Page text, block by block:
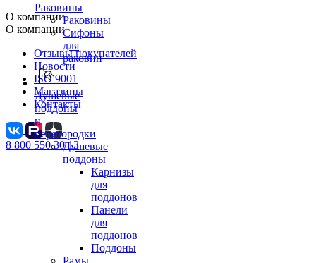
Раковины
Раковины
Сифоны
для
раковин
Душевые
поддоны
и
перегородки
Душевые
поддоны
Карнизы
для
поддонов
Панели
для
поддонов
Поддоны
О компании
О компании
Отзывы покупателей
Новости
ISO 9001
Магазины
Контакты
8 800 550 30 13